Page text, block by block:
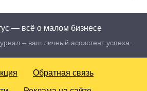
— всё о малом бизнесе
– ваш личный ассистент успеха.
Обратная связь